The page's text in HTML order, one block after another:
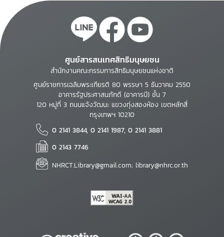
ศูนย์สารสนเทศสิทธิมนุษยชน
สำนักงานคณะกรรมการสิทธิมนุษยชนแห่งชาติ
ศูนย์ราชการเฉลิมพระเกียรติ 80 พรรษา 5 ธันวาคม 2550
อาคารรัฐประศาสนภักดี (อาคารบี) ชั้น 7
120 หมู่ที่ 3 ถนนแจ้งวัฒนะ แขวงทุ่งสองห้อง เขตหลักสี่
กรุงเทพฯ 10210
0 2141 3844, 0 2141 1987, 0 2141 3881
0 2143 7746
NHRCT.Library@gmail.com; library@nhrc.or.th